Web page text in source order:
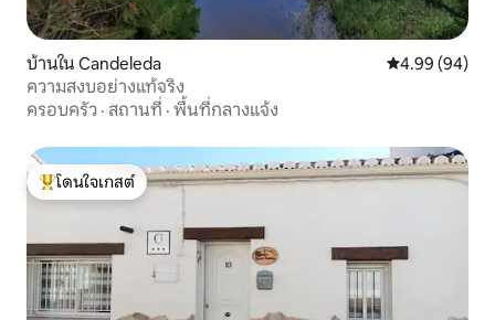
บ้านใน Candeleda คะแนนเฉลี่ย
4.99 (94)
ความสงบอย่างแท้จริง
ครอบครัว · สถานที่ · พื้นที่กลางแจ้ง
โดนใจเกสต์ที่สุด
โดนใจเกสต์